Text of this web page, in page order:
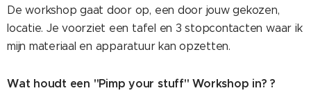
De workshop gaat door op, een door jouw gekozen,
locatie. Je voorziet een tafel en 3 stopcontacten waar ik
mijn materiaal en apparatuur kan opzetten.
Wat houdt een "Pimp your stuff" Workshop in? ?